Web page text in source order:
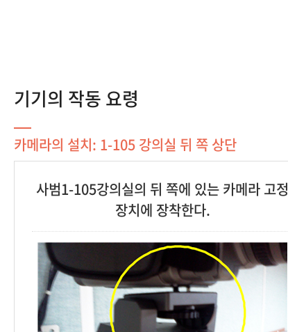
기기의 작동 요령
카메라의 설치: 1-105 강의실 뒤 쪽 상단
사범1-105강의실의 뒤 쪽에 있는 카메라 고정
장치에 장착한다.